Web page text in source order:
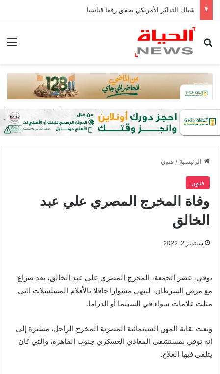
شباك التذاكر الأمريكي يحقق رقما قياسيا
بحث عن
الرئيسية / فنون
فنون
وفاة المخرج المصري علي عبد
الخالق
سبتمبر 2, 2022
توفي، عصر الجمعة، المخرج المصري علي عبد الخالق، بعد صراع
مع مرض السرطان، لينهي مشوارا حافلا بالأفلام المسلسلات التي
مثلت علامات سواء في السينما أو الدراما.
ونعت نقابة المهن السينمائية المصرية المخرج الراحل، مشيرة إلى
أنه توفي بمستشفى المعادي العسكري جنوب القاهرة، والتي كان
يتلقى فيها العلاج.